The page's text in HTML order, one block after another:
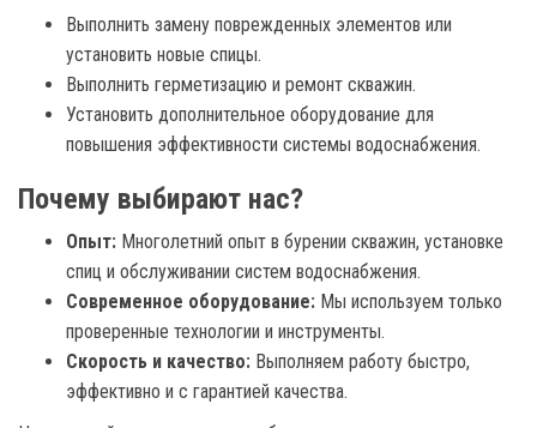
Выполнить замену поврежденных элементов или
установить новые спицы.
Выполнить герметизацию и ремонт скважин.
Установить дополнительное оборудование для
повышения эффективности системы водоснабжения.
Почему выбирают нас?
Опыт: Многолетний опыт в бурении скважин, установке
спиц и обслуживании систем водоснабжения.
Современное оборудование: Мы используем только
проверенные технологии и инструменты.
Скорость и качество: Выполняем работу быстро,
эффективно и с гарантией качества.